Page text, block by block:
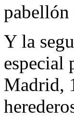
pabellón
Y la
especial
Madrid,